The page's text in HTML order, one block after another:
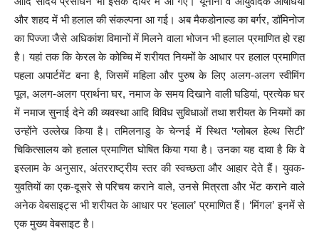
और शहद में भी हलाल की संकल्पना आ गई। अब मैकडोनाल्ड का बर्गर, डॉमिनोज
का पिज्जा जैसे अधिकांश विमानों में मिलने वाला भोजन भी हलाल प्रमाणित हो रहा
है। यहां तक कि केरल के कोच्चि में शरीयत नियमों के आधार पर हलाल प्रमाणित
पहला अपार्टमेंट बना है, जिसमें महिला और पुरुष के लिए अलग-अलग स्वीमिंग
पूल, अलग-अलग प्रार्थना घर, नमाज के समय दिखाने वाली घडियां, प्रत्येक घर
में नमाज सुनाई देने की व्यवस्था आदि विविध सुविधाओं तथा शरीयत के नियमों का
उन्होंने उल्लेख किया है। तमिलनाडु के चेन्नई में स्थित ‘ग्लोबल हेल्थ सिटी’
चिकित्सालय को हलाल प्रमाणित घोषित किया गया है। उनका यह दावा है कि वे
इस्लाम के अनुसार, अंतरराष्ट्रीय स्तर की स्वच्छता और आहार देते हैं। युवक-
युवतियों का एक-दूसरे से परिचय कराने वाले, उनसे मित्रता और भेंट कराने वाले
अनेक वेबसाइट्स भी शरीयत के आधार पर ‘हलाल’ प्रमाणित हैं। ‘मिंगल’ इनमें से
एक मुख्य वेबसाइट है।